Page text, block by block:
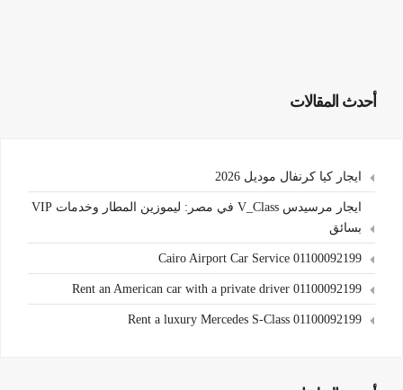
أحدث المقالات
ايجار كيا كرنفال موديل 2026
ايجار مرسيدس V_Class في مصر: ليموزين المطار وخدمات VIP
بسائق
Cairo Airport Car Service 01100092199
Rent an American car with a private driver 01100092199
Rent a luxury Mercedes S-Class 01100092199